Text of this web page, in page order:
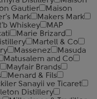
Gautier
Maison
Mark
Makers Mark
Whiskey
MAP
Marie Brizard
Martell & Co
Massenez
Masuda
Matusalem and Co
Mayfair Brands
Menard & Fils
Sanayii ve Ticaret
Distillery